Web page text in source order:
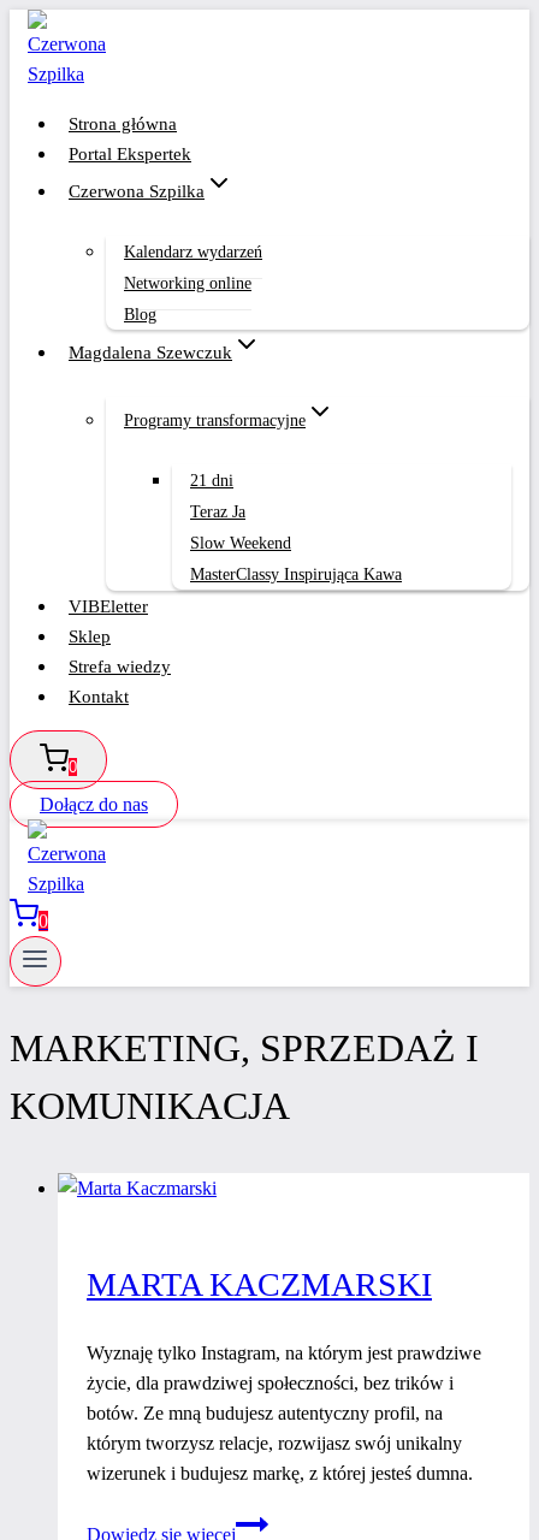
Przejdź
treści
Strona główna
Portal Ekspertek
Czerwona Szpilka
Kalendarz wydarzeń
Networking online
Blog
Magdalena Szewczuk
Programy transformacyjne
21 dni
Teraz Ja
Slow Weekend
MasterClassy Inspirująca Kawa
VIBEletter
Sklep
Strefa wiedzy
Kontakt
0
Dołącz do nas
0
MARKETING, SPRZEDAŻ I
KOMUNIKACJA
MARTA KACZMARSKI
Wyznaję tylko Instagram, na którym jest prawdziwe
życie, dla prawdziwej społeczności, bez trików i
botów. Ze mną budujesz autentyczny profil, na
którym tworzysz relacje, rozwijasz swój unikalny
wizerunek i budujesz markę, z której jesteś dumna.
Dowiedz się więcej
Marta